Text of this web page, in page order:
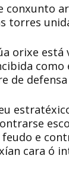
conxunto
torres
orixe está
de
feudo e
cara ó